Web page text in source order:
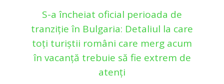
S-a încheiat oficial perioada de
tranziție în Bulgaria: Detaliul la care
toți turiștii români care merg acum
în vacanță trebuie să fie extrem de
atenți